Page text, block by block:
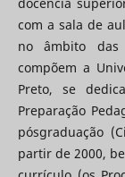
com a sala de
no âmbito
compõem a
Preto, se
Preparação
pósgraduação
partir de 2000,